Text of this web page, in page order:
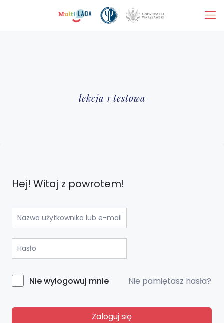
lekcja 1 testowa
Hej! Witaj z powrotem!
Nie wylogowuj mnie Nie pamiętasz hasła?
Zaloguj się